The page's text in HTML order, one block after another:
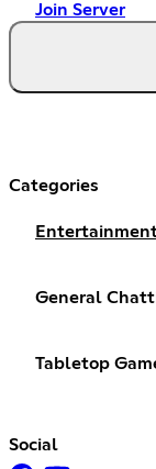
Join Server
Categories
General
Tabletop
Social